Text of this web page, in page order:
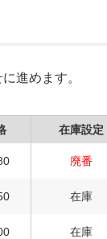
進めます。
在庫設定
廃番
在庫
在庫